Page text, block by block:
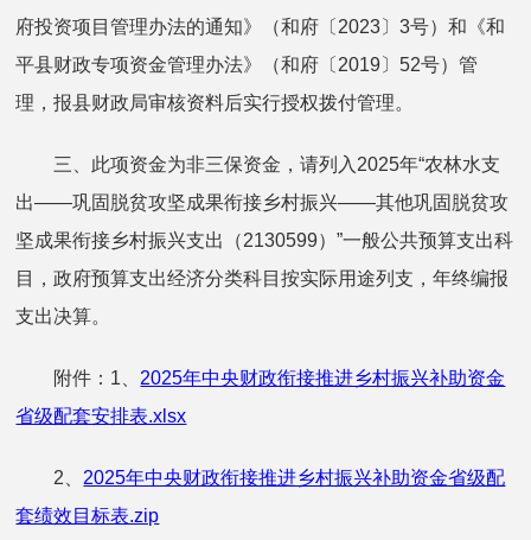
府投资项目管理办法的通知》（和府〔2023〕3号）和《和
平县财政专项资金管理办法》（和府〔2019〕52号）管
理，报县财政局审核资料后实行授权拨付管理。
三、此项资金为非三保资金，请列入2025年“农林水支
出——巩固脱贫攻坚成果衔接乡村振兴——其他巩固脱贫攻
坚成果衔接乡村振兴支出（2130599）”一般公共预算支出科
目，政府预算支出经济分类科目按实际用途列支，年终编报
支出决算。
附件：1、 2025年中央财政衔接推进乡村振兴补助资金
省级配套安排表.xlsx
2、 2025年中央财政衔接推进乡村振兴补助资金省级配
套绩效目标表.zip